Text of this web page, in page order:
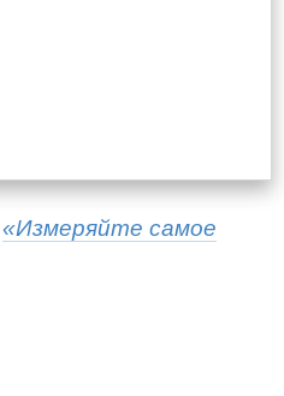
«Измеряйте самое